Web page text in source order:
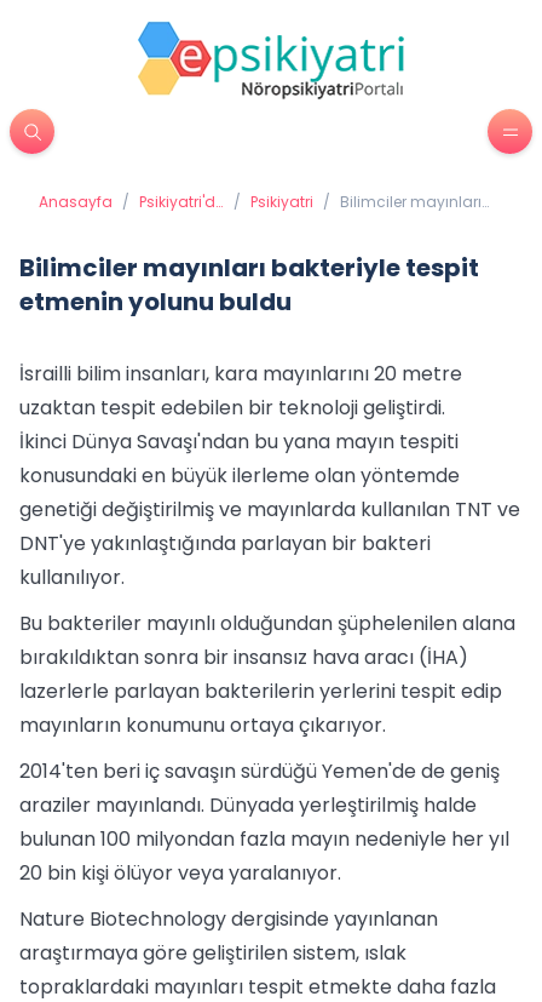
Anasayfa / Psikiyatri'de / Psikiyatri / Bilimciler mayınları
Bilimciler mayınları bakteriyle tespit
etmenin yolunu buldu
İsrailli bilim insanları, kara mayınlarını 20 metre
uzaktan tespit edebilen bir teknoloji geliştirdi.
İkinci Dünya Savaşı'ndan bu yana mayın tespiti
konusundaki en büyük ilerleme olan yöntemde
genetiği değiştirilmiş ve mayınlarda kullanılan TNT ve
DNT'ye yakınlaştığında parlayan bir bakteri
kullanılıyor.
Bu bakteriler mayınlı olduğundan şüphelenilen alana
bırakıldıktan sonra bir insansız hava aracı (İHA)
lazerlerle parlayan bakterilerin yerlerini tespit edip
mayınların konumunu ortaya çıkarıyor.
2014'ten beri iç savaşın sürdüğü Yemen'de de geniş
araziler mayınlandı. Dünyada yerleştirilmiş halde
bulunan 100 milyondan fazla mayın nedeniyle her yıl
20 bin kişi ölüyor veya yaralanıyor.
Nature Biotechnology dergisinde yayınlanan
araştırmaya göre geliştirilen sistem, ıslak
topraklardaki mayınları tespit etmekte daha fazla